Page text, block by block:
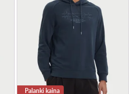
Palanki kaina